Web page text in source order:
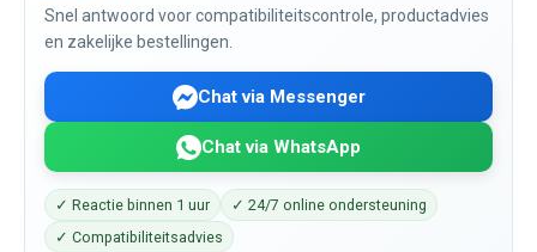
Snel antwoord voor compatibiliteitscontrole, productadvies
en zakelijke bestellingen.
Chat via Messenger
Chat via WhatsApp
✓ Reactie binnen 1 uur
✓ 24/7 online ondersteuning
✓ Compatibiliteitsadvies